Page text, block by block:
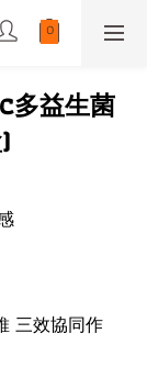
多益生菌
三效協同作